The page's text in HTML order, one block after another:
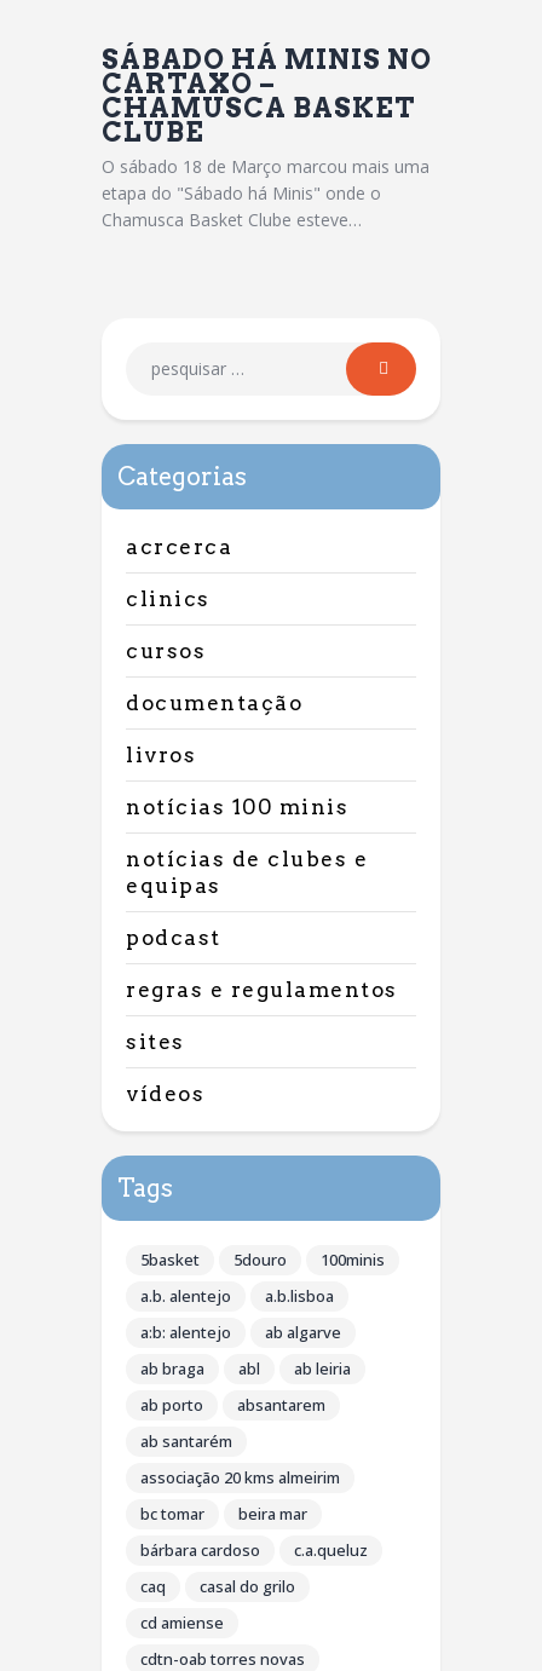
SÁBADO HÁ MINIS NO
CARTAXO –
CHAMUSCA BASKET
CLUBE
O sábado 18 de Março marcou mais uma
etapa do "Sábado há Minis" onde o
Chamusca Basket Clube esteve…
Categorias
acrcerca
clinics
cursos
documentação
livros
notícias 100 minis
notícias de clubes e
equipas
podcast
regras e regulamentos
sites
vídeos
Tags
5basket 5douro
100minis
a.b. alentejo
a.b.lisboa
a:b: alentejo
ab algarve
ab braga
abl
ab leiria
ab porto
absantarem
ab santarém
associação 20 kms almeirim
bc tomar
beira mar
bárbara cardoso
c.a.queluz
caq
casal do grilo
cd amiense
cdtn-oab torres novas